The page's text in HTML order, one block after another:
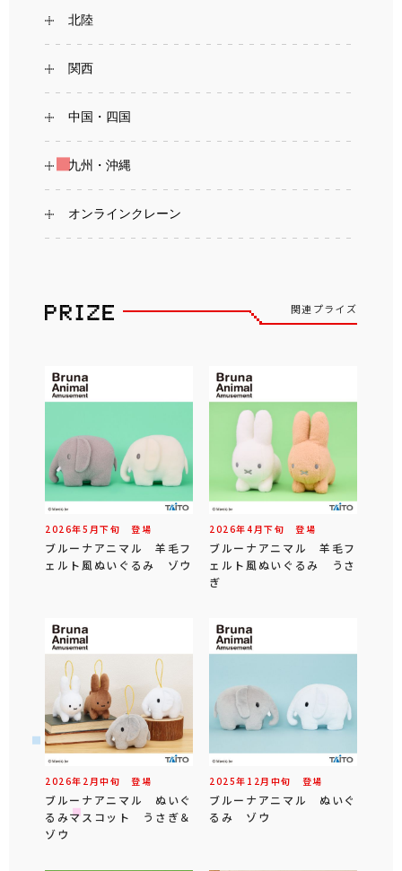
北陸
関西
中国・四国
九州・沖縄
オンラインクレーン
関連プライズ
2026年5 月下旬 登場
ブルーナアニマル 羊毛フ
ェルト風ぬいぐるみ ゾウ
2026年4 月下旬 登場
ブルーナアニマル 羊毛フ
ェルト風ぬいぐるみ うさ
ぎ
2026年 2 月中旬 登場
ブルーナアニマル ぬいぐ
るみマスコット うさぎ＆
ゾウ
2025年 12 月 中旬 登場
ブルーナアニマル ぬいぐ
るみ ゾウ